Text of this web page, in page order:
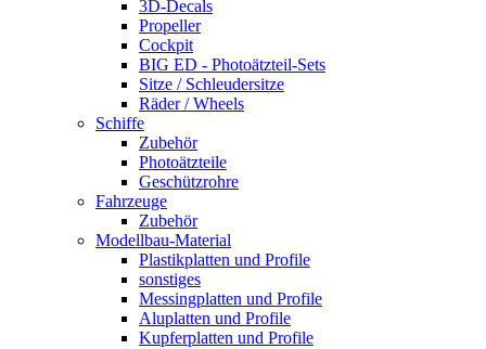
3D-Decals
Propeller
Cockpit
BIG ED - Photoätzteil-Sets
Sitze / Schleudersitze
Räder / Wheels
Schiffe
Zubehör
Photoätzteile
Geschützrohre
Fahrzeuge
Zubehör
Modellbau-Material
Plastikplatten und Profile
sonstiges
Messingplatten und Profile
Aluplatten und Profile
Kupferplatten und Profile